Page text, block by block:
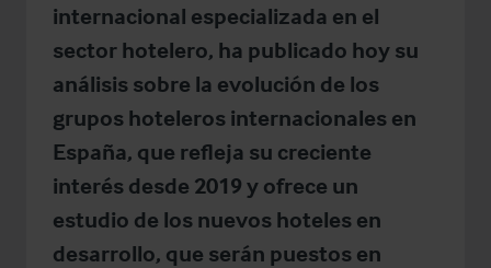
internacional especializada en el
sector hotelero, ha publicado hoy su
análisis sobre la evolución de los
grupos hoteleros internacionales en
España, que refleja su creciente
interés desde 2019 y ofrece un
estudio de los nuevos hoteles en
desarrollo, que serán puestos en